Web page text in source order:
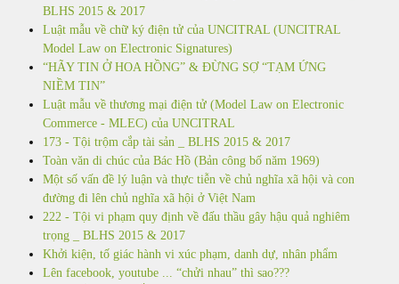
BLHS 2015 & 2017
Luật mẫu về chữ ký điện tử của UNCITRAL (UNCITRAL
Model Law on Electronic Signatures)
“HÃY TIN Ở HOA HỒNG” & ĐỪNG SỢ “TẠM ỨNG
NIỀM TIN”
Luật mẫu về thương mại điện tử (Model Law on Electronic
Commerce - MLEC) của UNCITRAL
173 - Tội trộm cắp tài sản _ BLHS 2015 & 2017
Toàn văn di chúc của Bác Hồ (Bản công bố năm 1969)
Một số vấn đề lý luận và thực tiễn về chủ nghĩa xã hội và con
đường đi lên chủ nghĩa xã hội ở Việt Nam
222 - Tội vi phạm quy định về đấu thầu gây hậu quả nghiêm
trọng _ BLHS 2015 & 2017
Khởi kiện, tố giác hành vi xúc phạm, danh dự, nhân phẩm
Lên facebook, youtube ... “chửi nhau” thì sao???